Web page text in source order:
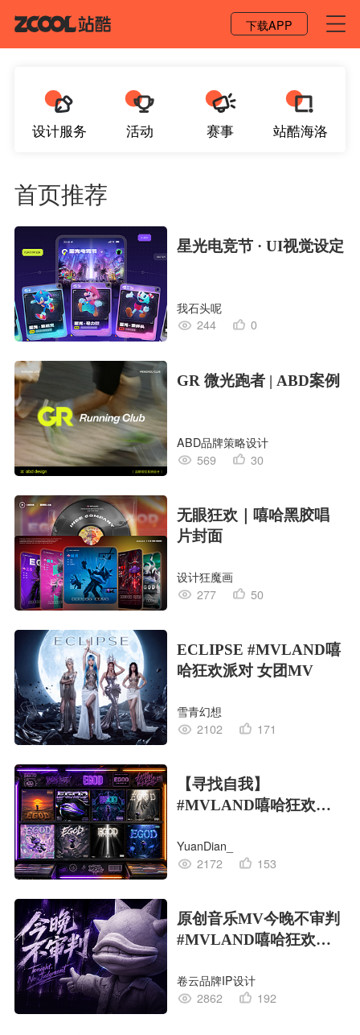
下载APP
设计服务 活动 赛事 站酷海洛
首页推荐
星光电竞节 · UI视觉设定
我石头呢
244
0
GR 微光跑者 | ABD案例
ABD品牌策略设计
569
30
无眼狂欢｜嘻哈黑胶唱
片封面
设计狂魔画
277
50
ECLIPSE #MVLAND嘻
哈狂欢派对 女团MV
雪青幻想
2102
171
【寻找自我】
#MVLAND嘻哈狂欢派
YuanDian_
2172
153
原创音乐MV今晚不审判
#MVLAND嘻哈狂欢派
卷云品牌IP设计
2862
192